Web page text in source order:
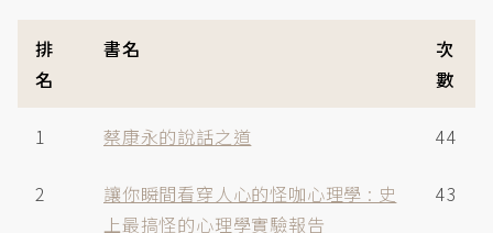
排
名
書名
次
數
1 蔡康永的說話之道 44
2
讓你瞬間看穿人心的怪咖心理學 : 史
上最搞怪的心理學實驗報告
43